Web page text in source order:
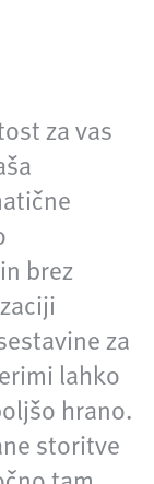
za vas
brez
za
lahko
hrano.
storitve